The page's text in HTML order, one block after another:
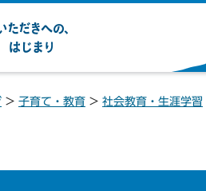
の、は
> 子育て・教育 > 社会教育・生涯学習